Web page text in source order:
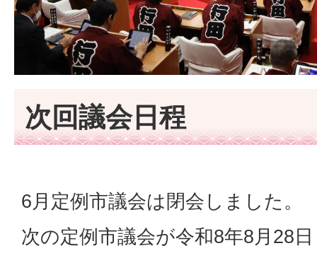
次回議会日程
6月定例市議会は閉会しました。
次の定例市議会が令和8年8月28